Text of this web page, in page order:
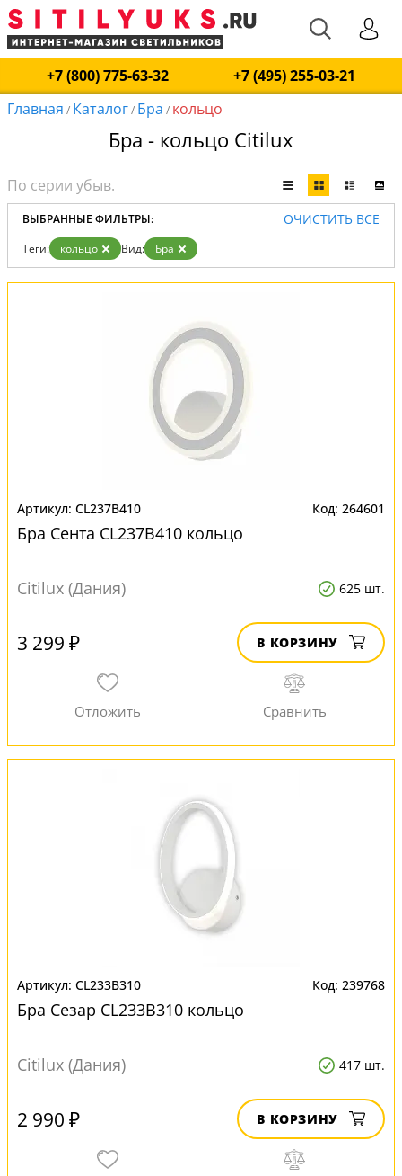
+7 (800) 775-63-32
+7 (495) 255-03-21
Главная / Каталог/ Бра / кольцо
Бра - кольцо Citilux
ВЫБРАННЫЕ ФИЛЬТРЫ: ОЧИСТИТЬ ВСЕ
Теги: кольцо Вид: Бра
CL237B410 264601
Бра Сента CL237B410 кольцо
Citilux (Дания) 625 шт.
3 299 ₽ В КОРЗИНУ
CL233B310 239768
Бра Сезар CL233B310 кольцо
Citilux (Дания) 417 шт.
2 990 ₽ В КОРЗИНУ